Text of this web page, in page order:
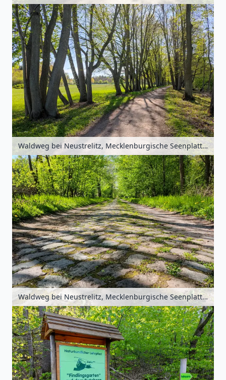
Waldweg bei Neustrelitz, Mecklenburgische Seenplatte, Mecklenburg-Vorpommern, Deutschland
Waldweg bei Neustrelitz, Mecklenburgische Seenplatte, Mecklenburg-Vorpommern, Deutschland